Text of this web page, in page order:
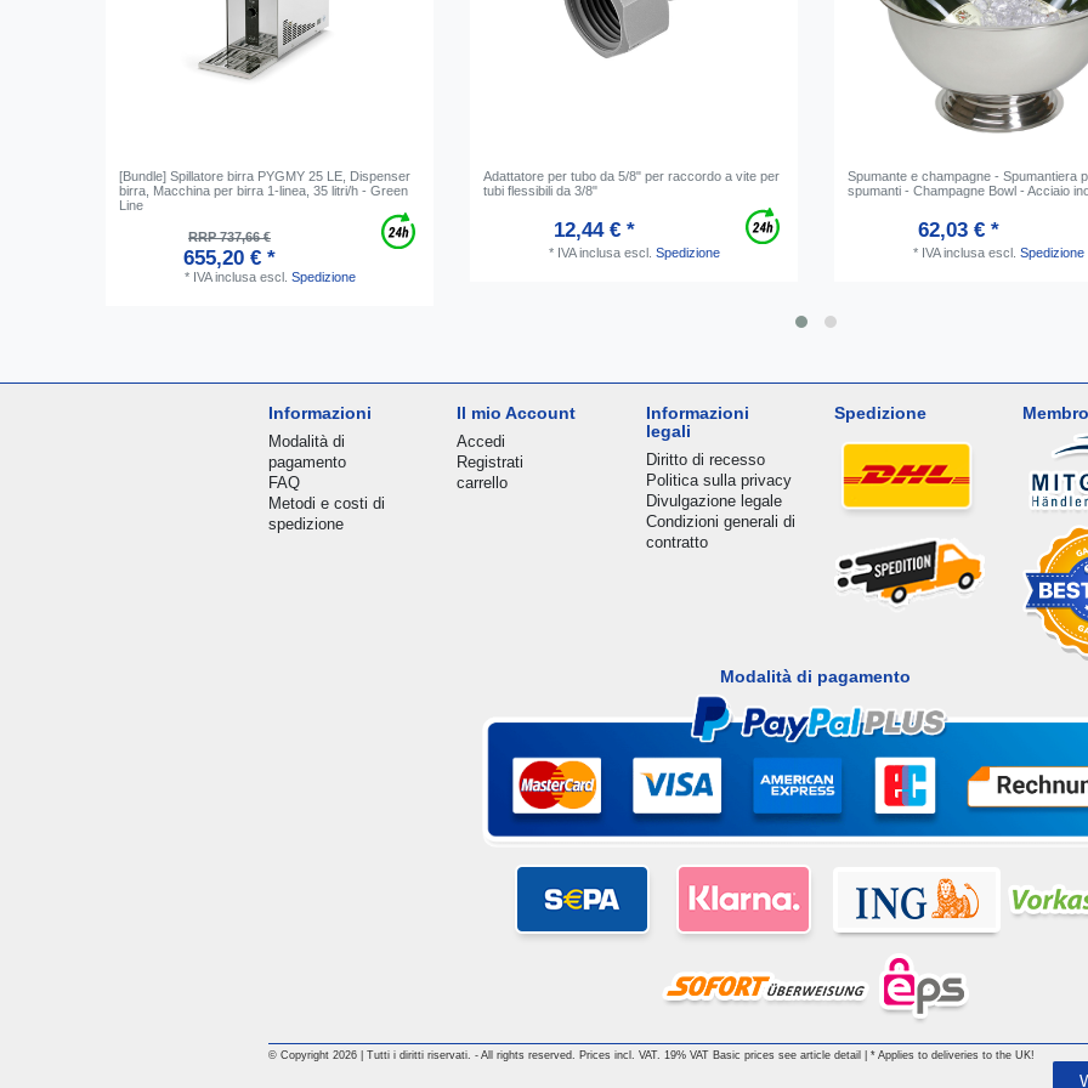
[Bundle] Spillatore birra PYGMY 25 LE, Dispenser
birra, Macchina per birra 1-linea, 35 litri/h - Green
Line
RRP 737,66 €
655,20 € *
* IVA inclusaescl. Spedizione
Adattatore per tubo da 5/8" per raccordo a vite per
tubi flessibili da 3/8"
12,44 € *
* IVA inclusaescl. Spedizione
Spumante e champagne - Spumantiera
spumanti - Champagne Bowl - Acciaio
62,03 € *
* IVA inclusaescl. Spedizione
Informazioni
Modalità di
pagamento
FAQ
Metodi e costi di
spedizione
Il mio Account
Accedi
Registrati
carrello
Informazioni
legali
Diritto di recesso
Politica sulla privacy
Divulgazione legale
Condizioni generali di
contratto
Spedizione
Modalità di pagamento
© Copyright 2026 | Tutti i diritti riservati. - All rights reserved. Prices incl. VAT. 19% VAT Basic prices see article detail | * Applies to deliveries to the UK!